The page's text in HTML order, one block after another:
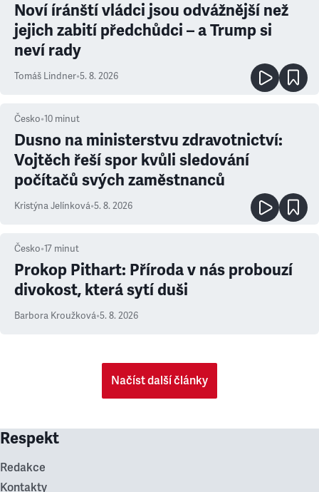
Noví íránští vládci jsou odvážnější než
jejich zabití předchůdci – a Trump si
neví rady
Tomáš Lindner•5. 8. 2026
Česko•10 minut
Dusno na ministerstvu zdravotnictví:
Vojtěch řeší spor kvůli sledování
počítačů svých zaměstnanců
Kristýna Jelínková•5. 8. 2026
Česko•17 minut
Prokop Pithart: Příroda v nás probouzí
divokost, která sytí duši
Barbora Kroužková•5. 8. 2026
Načíst další články
Respekt
Redakce
Kontakty